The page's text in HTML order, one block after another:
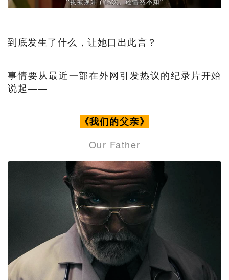
到底发生了什么，让她口出此言？
事情要从最近一部在外网引发热议的纪录片开始
说起——
《我们的父亲》
Our Father